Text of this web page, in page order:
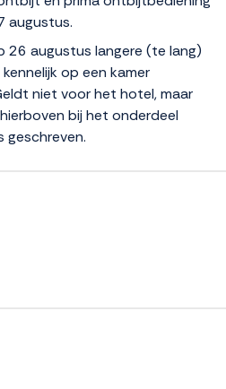
augustus.
26 augustus langere (te lang)
op een kamer
niet voor het hotel, maar
bij het onderdeel
geschreven.